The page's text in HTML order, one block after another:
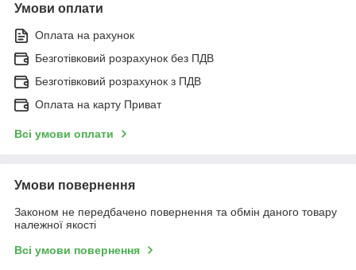
Умови оплати
Оплата на рахунок
Безготівковий розрахунок без ПДВ
Безготівковий розрахунок з ПДВ
Оплата на карту Приват
Всі умови оплати
Умови повернення
Законом не передбачено повернення та обмін даного товару
належної якості
Всі умови повернення